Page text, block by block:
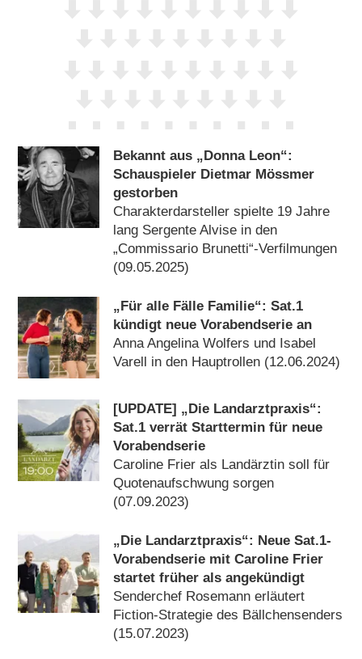
Bekannt aus „Donna Leon“:
Schauspieler Dietmar Mössmer
gestorben
Charakterdarsteller spielte 19 Jahre
lang Sergente Alvise in den
„Commissario Brunetti“-Verfilmungen
(09.05.2025)
„Für alle Fälle Familie“: Sat.1
kündigt neue Vorabendserie an
Anna Angelina Wolfers und Isabel
Varell in den Hauptrollen (12.06.2024)
[UPDATE] „Die Landarztpraxis“:
Sat.1 verrät Starttermin für neue
Vorabendserie
Caroline Frier als Landärztin soll für
Quotenaufschwung sorgen
(07.09.2023)
„Die Landarztpraxis“: Neue Sat.1-
Vorabendserie mit Caroline Frier
startet früher als angekündigt
Senderchef Rosemann erläutert
Fiction-Strategie des Bällchensenders
(15.07.2023)